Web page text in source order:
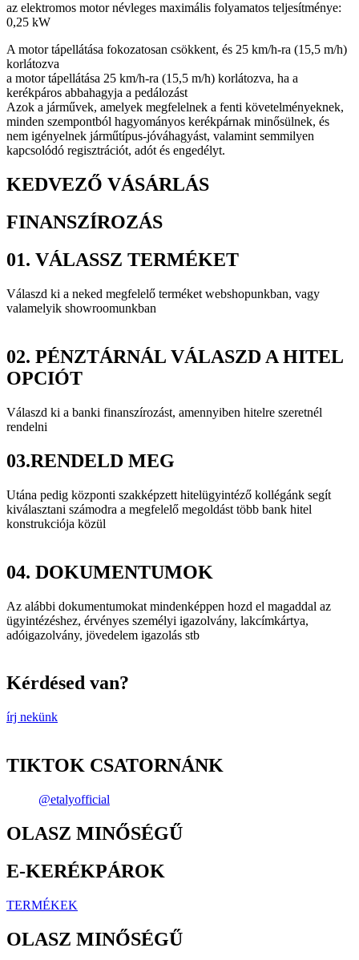
az elektromos motor névleges maximális folyamatos teljesítménye:
0,25 kW
A motor tápellátása fokozatosan csökkent, és 25 km/h-ra (15,5 m/h)
korlátozva
a motor tápellátása 25 km/h-ra (15,5 m/h) korlátozva, ha a
kerékpáros abbahagyja a pedálozást
Azok a járművek, amelyek megfelelnek a fenti követelményeknek,
minden szempontból hagyományos kerékpárnak minősülnek, és
nem igényelnek járműtípus-jóváhagyást, valamint semmilyen
kapcsolódó regisztrációt, adót és engedélyt.
KEDVEZŐ VÁSÁRLÁS
FINANSZÍROZÁS
01. VÁLASSZ TERMÉKET
Válaszd ki a neked megfelelő terméket webshopunkban, vagy
valamelyik showroomunkban
02. PÉNZTÁRNÁL VÁLASZD A HITEL
OPCIÓT
Válaszd ki a banki finanszírozást, amennyiben hitelre szeretnél
rendelni
03.RENDELD MEG
Utána pedig központi szakképzett hitelügyintéző kollégánk segít
kiválasztani számodra a megfelelő megoldást több bank hitel
konstrukciója közül
04. DOKUMENTUMOK
Az alábbi dokumentumokat mindenképpen hozd el magaddal az
ügyintézéshez, érvényes személyi igazolvány, lakcímkártya,
adóigazolvány, jövedelem igazolás stb
Kérdésed van?
írj nekünk
TIKTOK CSATORNÁNK
@etalyofficial
OLASZ MINŐSÉGŰ
E-KERÉKPÁROK
TERMÉKEK
OLASZ MINŐSÉGŰ